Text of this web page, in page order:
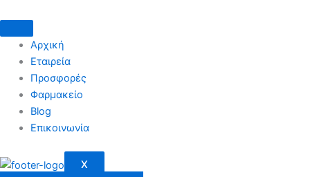
στο
περιεχόμενο
Αρχική
Εταιρεία
Προσφορές
Φαρμακείο
Blog
Επικοινωνία
X